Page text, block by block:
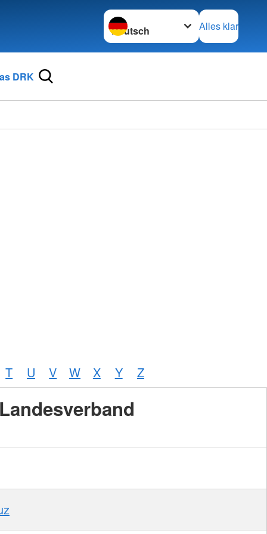
Sprache wechseln zu
Alles klar
DRK
T U V W X Y Z
Landesverband